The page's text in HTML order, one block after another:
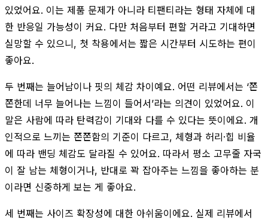
있었어요. 이는 제품 문제가 아니라 티팬티라는 형태 자체에 대
한 반응일 가능성이 커요. 다만 처음부터 편할 거라고 기대하면
실망할 수 있으니, 첫 착용에서는 짧은 시간부터 시도하는 편이
좋아요.
두 번째는 늘어남이나 핏의 체감 차이예요. 어떤 리뷰에서는 ‘쫀
쫀한데 너무 늘어나는 느낌이 들어서’라는 의견이 있었어요. 이
말은 사람에 따라 탄력감이 기대와 다를 수 있다는 뜻이에요. 개
인적으로 느끼는 쫀쫀함의 기준이 다르고, 체형과 허리·힙 비율
에 따라 밴딩 체감도 달라질 수 있어요. 따라서 평소 고무줄 자국
이 잘 남는 체형이거나, 반대로 꽉 잡아주는 느낌을 좋아하는 분
이라면 신중하게 보는 게 좋아요.
세 번째는 사이즈 확장성에 대한 아쉬움이에요. 실제 리뷰에서